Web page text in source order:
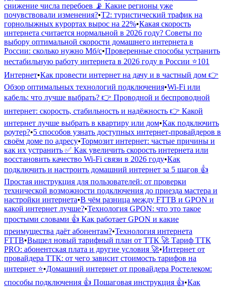
снижение числа перебоев 📡 Какие регионы уже
почувствовали изменения?•Т2: туристический трафик на
горнолыжных курортах вырос на 22%•Какая скорость
интернета считается нормальной в 2026 году? Советы по
выбору оптимальной скорости домашнего интернета в
России: сколько нужно Мб/с•Проверенные способы устранить
нестабильную работу интернета в 2026 году в России ⭐️101
Интернет•Как провести интернет на дачу и в частный дом 👉
Обзор оптимальных технологий подключения•Wi-Fi или
кабель: что лучше выбрать? 👉 Проводной и беспроводной
интернет: скорость, стабильность и надёжность 👉 Какой
интернет лучше выбрать в квартиру или дом•Как подключить
роутер?•5 способов узнать доступных интернет-провайдеров в
своём доме по адресу•Тормозит интернет: частые причины и
как их устранить ✅ Как увеличить скорость интернета или
восстановить качество Wi-Fi связи в 2026 году•Как
подключить и настроить домашний интернет за 5 шагов 👍
Простая инструкция для пользователей: от проверки
технической возможности подключения до приезда мастера и
настройки интернета•В чём разница между FTTB и GPON и
какой интернет лучше?•Технология GPON: что это такое
простыми словами 👍 Как работает GPON и какие
преимущества даёт абонентам?•Технология интернета
FTTB•Вышел новый тарифный план от ТТК 🚀 Тариф ТТК
PRO: абонентская плата и другие условия 🚀•Интернет от
провайдера ТТК: от чего зависит стоимость тарифов на
интернет ⭐•Домашний интернет от провайдера Ростелеком:
способы подключения 👍 Пошаговая инструкция 👍•Как